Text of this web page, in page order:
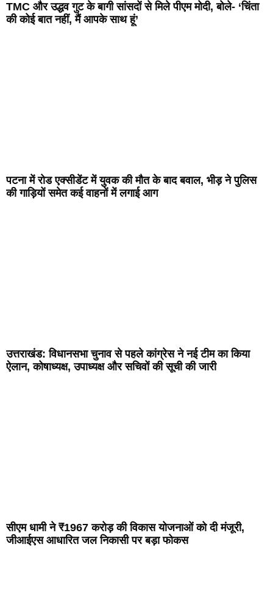
TMC और उद्धव गुट के बागी सांसदों से मिले पीएम मोदी, बोले- ‘चिंता
की कोई बात नहीं, मैं आपके साथ हूं’
पटना में रोड एक्सीडेंट में युवक की मौत के बाद बवाल, भीड़ ने पुलिस
की गाड़ियों समेत कई वाहनों में लगाई आग
उत्तराखंड: विधानसभा चुनाव से पहले कांग्रेस ने नई टीम का किया
ऐलान, कोषाध्यक्ष, उपाध्यक्ष और सचिवों की सूची की जारी
सीएम धामी ने ₹1967 करोड़ की विकास योजनाओं को दी मंजूरी,
जीआईएस आधारित जल निकासी पर बड़ा फोकस